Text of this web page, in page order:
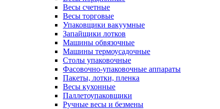
Весы счетные
Весы торговые
Упаковщики вакуумные
Запайщики лотков
Машины обвязочные
Машины термоусадочные
Столы упаковочные
Фасовочно-упаковочные аппараты
Пакеты, лотки, пленка
Весы кухонные
Паллетоупаковщики
Ручные весы и безмены